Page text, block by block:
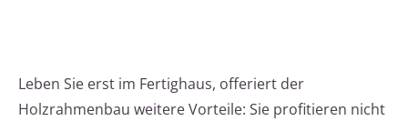
Leben Sie erst im Fertighaus, offeriert der
Holzrahmenbau weitere Vorteile: Sie profitieren nicht